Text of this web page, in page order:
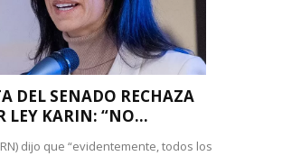
DEL SENADO RECHAZA
LEY KARIN: “NO...
dijo que “evidentemente, todos los